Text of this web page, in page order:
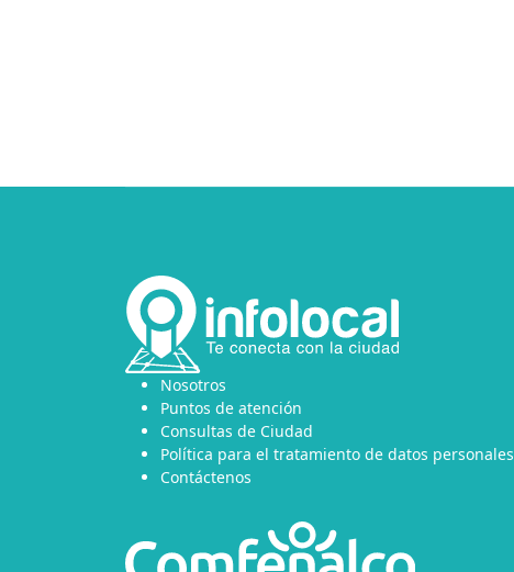
Nosotros
Puntos de atención
Consultas de Ciudad
Política para el tratamiento de datos personales
Contáctenos